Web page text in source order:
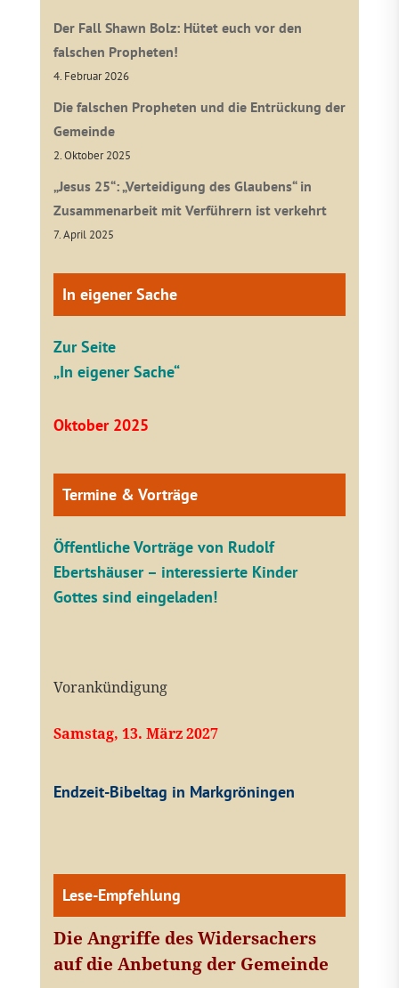
Der Fall Shawn Bolz: Hütet euch vor den
falschen Propheten!
4. Februar 2026
Die falschen Propheten und die Entrückung der
Gemeinde
2. Oktober 2025
„Jesus 25“: „Verteidigung des Glaubens“ in
Zusammenarbeit mit Verführern ist verkehrt
7. April 2025
In eigener Sache
Zur Seite
„In eigener Sache“
Oktober 2025
Termine & Vorträge
Öffentliche Vorträge von Rudolf
Ebertshäuser – interessierte Kinder
Gottes sind eingeladen!
Vorankündigung
Samstag, 13. März 2027
Endzeit-Bibeltag in Markgröningen
Lese-Empfehlung
Die Angriffe des Widersachers
auf die Anbetung der Gemeinde